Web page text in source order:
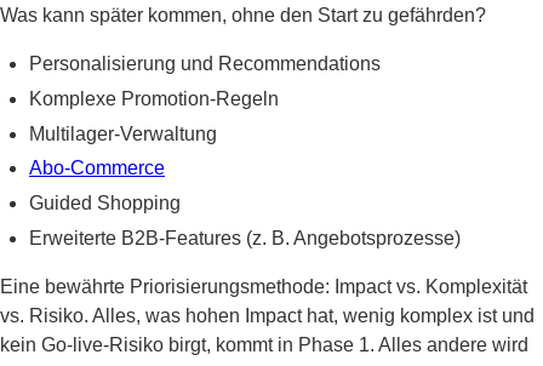
Was kann später kommen, ohne den Start zu gefährden?
Personalisierung und Recommendations
Komplexe Promotion-Regeln
Multilager-Verwaltung
Abo-Commerce
Guided Shopping
Erweiterte B2B-Features (z. B. Angebotsprozesse)
Eine bewährte Priorisierungsmethode: Impact vs. Komplexität
vs. Risiko. Alles, was hohen Impact hat, wenig komplex ist und
kein Go-live-Risiko birgt, kommt in Phase 1. Alles andere wird